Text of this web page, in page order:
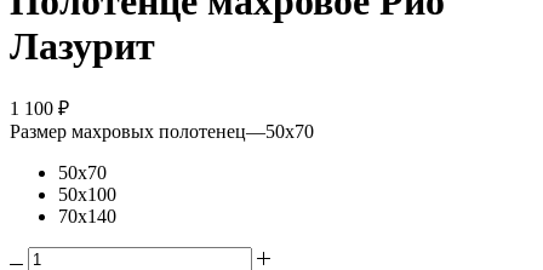
Лазурит
1 100 ₽
Размер махровых полотенец—50х70
50х70
50х100
70х140